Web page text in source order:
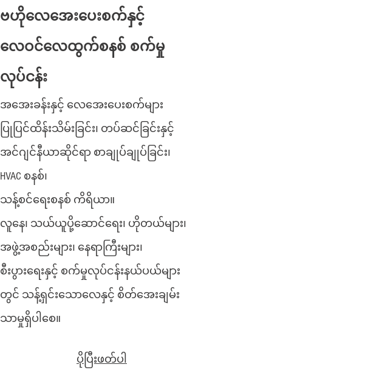
ဗဟိုလေအေးပေးစက်နှင့်
လေဝင်လေထွက်စနစ် စက်မှု
လုပ်ငန်း
အအေးခန်းနှင့် လေအေးပေးစက်များ
ပြုပြင်ထိန်းသိမ်းခြင်း၊ တပ်ဆင်ခြင်းနှင့်
အင်ဂျင်နီယာဆိုင်ရာ စာချုပ်ချုပ်ခြင်း၊
HVAC စနစ်၊
သန့်စင်ရေးစနစ် ကိရိယာ။
လူနေ၊ သယ်ယူပို့ဆောင်ရေး၊ ဟိုတယ်များ၊
အဖွဲ့အစည်းများ၊ နေရာကြီးများ၊
စီးပွားရေးနှင့် စက်မှုလုပ်ငန်းနယ်ပယ်များ
တွင် သန့်ရှင်းသောလေနှင့် စိတ်အေးချမ်း
သာမှုရှိပါစေ။
ပိုပြီးဖတ်ပါ